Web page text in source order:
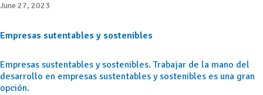
June 27, 2023
Empresas sutentables y sostenibles
Empresas sustentables y sostenibles. Trabajar de la mano del
desarrollo en empresas sustentables y sostenibles es una gran
opción.